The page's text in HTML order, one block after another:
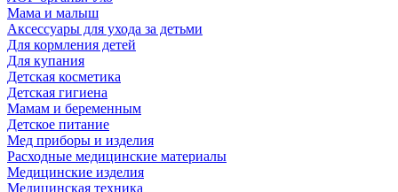
Мама и малыш
Аксессуары для ухода за детьми
Для кормления детей
Для купания
Детская косметика
Детская гигиена
Мамам и беременным
Детское питание
Мед приборы и изделия
Расходные медицинские материалы
Медицинские изделия
Медицинская техника